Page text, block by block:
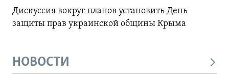
Дискуссия вокруг планов установить День
защиты прав украинской общины Крыма
НОВОСТИ